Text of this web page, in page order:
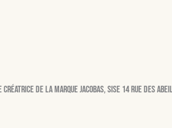
de la marque Jacobas, sise 14 rue des